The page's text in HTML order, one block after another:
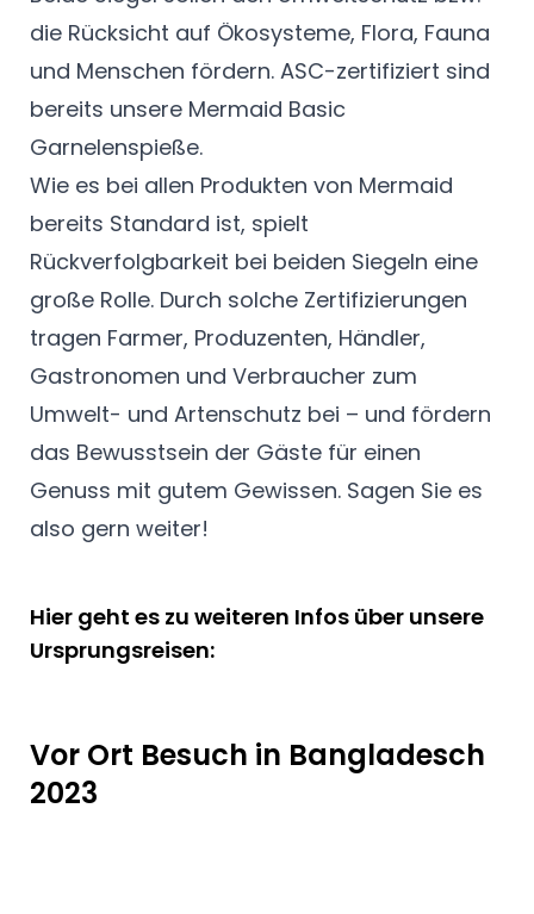
die Rücksicht auf Ökosysteme, Flora, Fauna
und Menschen fördern. ASC-zertifiziert sind
bereits unsere Mermaid Basic
Garnelenspieße.
Wie es bei allen Produkten von Mermaid
bereits Standard ist, spielt
Rückverfolgbarkeit bei beiden Siegeln eine
große Rolle. Durch solche Zertifizierungen
tragen Farmer, Produzenten, Händler,
Gastronomen und Verbraucher zum
Umwelt- und Artenschutz bei – und fördern
das Bewusstsein der Gäste für einen
Genuss mit gutem Gewissen. Sagen Sie es
also gern weiter!
Hier geht es zu weiteren Infos über unsere
Ursprungsreisen:
Vor Ort Besuch in Bangladesch
2023